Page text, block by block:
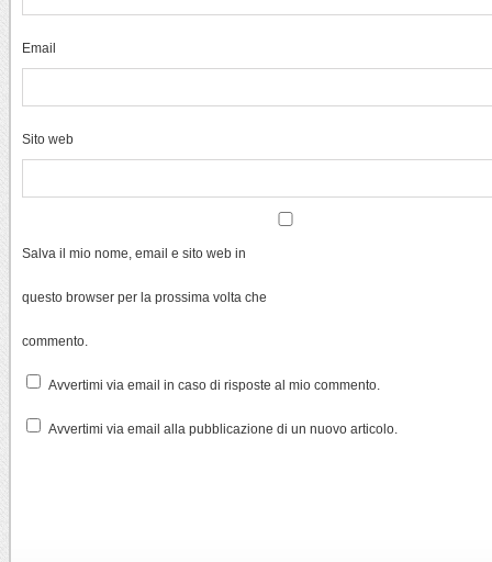
Email
Sito web
Salva il mio nome, email e sito web in
questo browser per la prossima volta che
commento.
Avvertimi via email in caso di risposte al mio commento.
Avvertimi via email alla pubblicazione di un nuovo articolo.